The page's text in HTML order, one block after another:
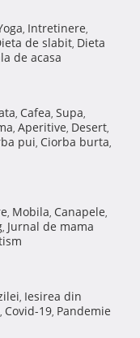
, Intretinere,
de slabit, Dieta
de acasa
, Cafea, Supa,
, Aperitive, Desert,
pui, Ciorba burta,
, Mobila, Canapele,
, Jurnal de mama
, Iesirea din
, Covid-19, Pandemie